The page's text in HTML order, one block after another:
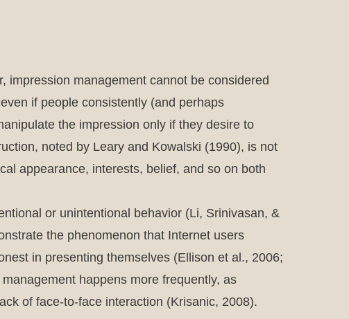
management cannot be considered
if people consistently (and perhaps
the impression only if they desire to
noted by Leary and Kowalski (1990), is not
appearance, interests, belief, and so on both
or unintentional behavior (Li, Srinivasan, &
the phenomenon that Internet users
in presenting themselves (Ellison et al., 2006;
happens more frequently, as
of face-to-face interaction (Krisanic, 2008).